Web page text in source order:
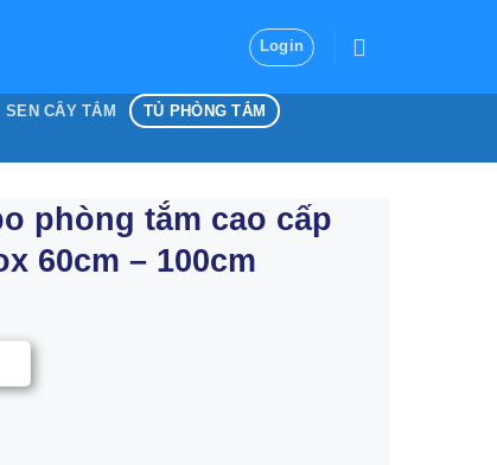
Login
SEN CÂY TẮM
TỦ PHÒNG TẮM
phòng tắm cao cấp
60cm – 100cm